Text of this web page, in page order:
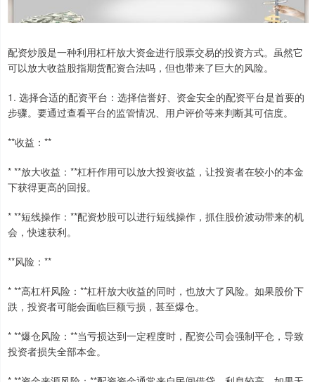
配资炒股是一种利用杠杆放大资金进行股票交易的投资方式。虽然它
可以放大收益股指期货配资合法吗，但也带来了巨大的风险。
1. 选择合适的配资平台：选择信誉好、资金安全的配资平台是首要的
步骤。要通过查看平台的监管情况、用户评价等来判断其可信度。
**收益：**
* **放大收益：**杠杆作用可以放大投资收益，让投资者在较小的本金
下获得更高的回报。
* **短线操作：**配资炒股可以进行短线操作，抓住股价波动带来的机
会，快速获利。
**风险：**
* **高杠杆风险：**杠杆放大收益的同时，也放大了风险。如果股价下
跌，投资者可能会面临巨额亏损，甚至爆仓。
* **爆仓风险：**当亏损达到一定程度时，配资公司会强制平仓，导致
投资者损失全部本金。